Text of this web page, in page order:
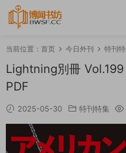
当前位置： 首页 今日外刊 特刊
Lightning別冊
PDF
2025-05-30 特刊特集